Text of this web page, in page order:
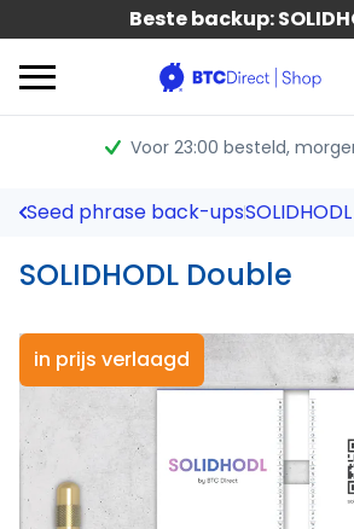
Beste backup:
Voor 23:00 besteld,
Seed phrase back-upsSOLIDHODL
SOLIDHODL Double
in prijs verlaagd